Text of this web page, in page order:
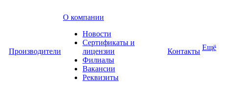
Производители
О компании
Новости
Сертификаты и
лицензии
Филиалы
Вакансии
Реквизиты
Контакты Ещё